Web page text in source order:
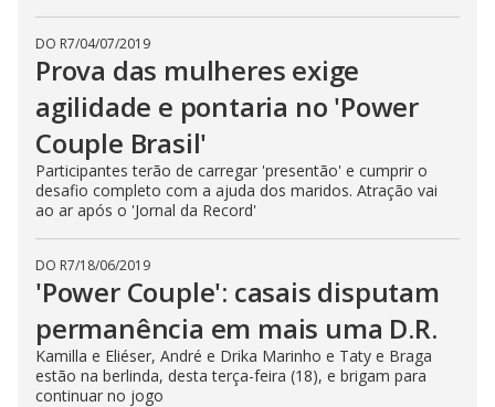
DO R7/04/07/2019
Prova das mulheres exige
agilidade e pontaria no 'Power
Couple Brasil'
Participantes terão de carregar 'presentão' e cumprir o
desafio completo com a ajuda dos maridos. Atração vai
ao ar após o 'Jornal da Record'
DO R7/18/06/2019
'Power Couple': casais disputam
permanência em mais uma D.R.
Kamilla e Eliéser, André e Drika Marinho e Taty e Braga
estão na berlinda, desta terça-feira (18), e brigam para
continuar no jogo